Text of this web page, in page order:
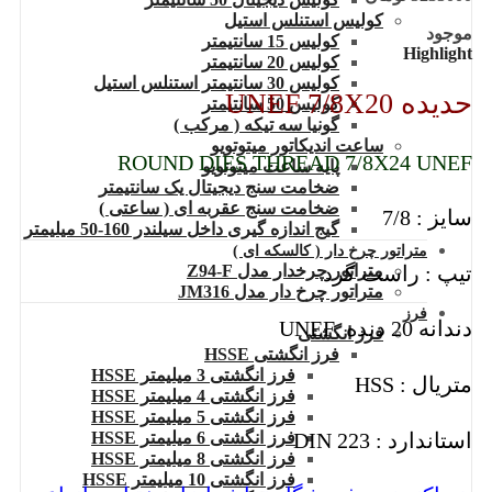
کولیس استنلس استیل
کولیس 15 سانتیمتر
کولیس 20 سانتیمتر
کولیس 30 سانتیمتر استنلس استیل
کولیس 50 سانتیمتر
گونیا سه تیکه ( مرکب )
ساعت اندیکاتور میتوتویو
پایه ساعت میتوتویو
ضخامت سنج دیجیتال یک سانتیمتر
ضخامت سنج عقربه ای ( ساعتی )
گیج اندازه گیری داخل سیلندر 160-50 میلیمتر
متراتور چرخ دار ( کالسکه ای )
متراتور چرخدار مدل Z94-F
متراتور چرخ دار مدل JM316
فرز
فرز انگشتی
فرز انگشتی HSSE
فرز انگشتی 3 میلیمتر HSSE
فرز انگشتی 4 میلیمتر HSSE
فرز انگشتی 5 میلیمتر HSSE
فرز انگشتی 6 میلیمتر HSSE
فرز انگشتی 8 میلیمتر HSSE
فرز انگشتی 10 میلیمتر HSSE
موجود
Highlight
حدیده UNEF 7/8X20
ROUND DIES THREAD 7/8X24 UNEF
سایز : 7/8
تیپ : راست گرد
دندانه 20 دنده .UNEF
متریال : HSS
استاندارد : DIN 223